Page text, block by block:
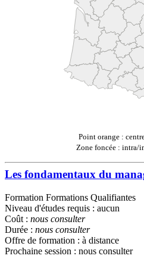
Point orange :
Zone foncée : intra/
Les fondamentaux du
Formation Formations Qualifiantes
Niveau d'études requis : aucun
Coût : nous consulter
Durée : nous consulter
Offre de formation : à distance
Prochaine session : nous consulter